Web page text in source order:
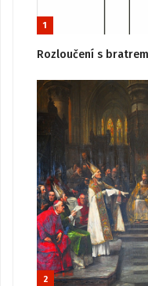
1
Rozloučení s
2